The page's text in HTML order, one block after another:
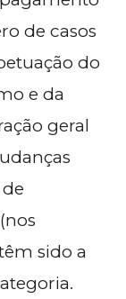
de casos
do
e da
geral
sido a